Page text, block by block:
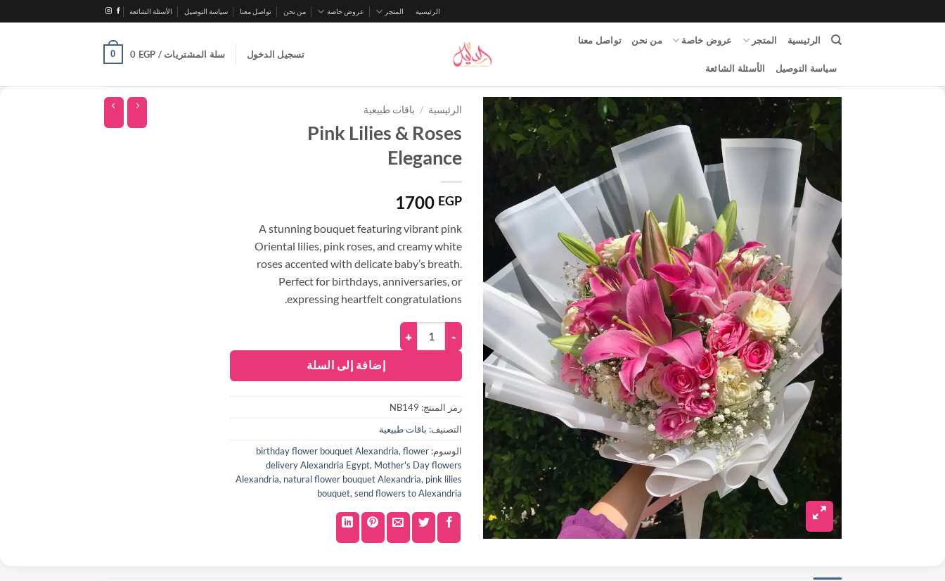
الرئيسية المتجر عروض خاصة من نحن تواصل معنا سياسة التوصيل الأسئلة الشائعة
الرئيسية المتجر عروض خاصة من نحن تواصل معنا
سياسة التوصيل الأسئلة الشائعة
تسجيل الدخول سلة المشتريات / 0 EGP
0
الرئيسية / باقات طبيعية
Pink Lilies & Roses
Elegance
1700 EGP
A stunning bouquet featuring vibrant pink
Oriental lilies, pink roses, and creamy white
roses accented with delicate baby’s breath.
Perfect for birthdays, anniversaries, or
expressing heartfelt congratulations.
إضافة إلى السلة
رمز المنتج: NB149
التصنيف: باقات طبيعية
الوسوم:
birthday flower bouquet Alexandria, flower
delivery Alexandria Egypt, Mother's Day flowers
Alexandria, natural flower bouquet Alexandria, pink lilies
bouquet, send flowers to Alexandria